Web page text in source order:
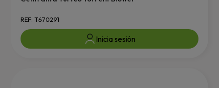
REF: T670291
Inicia sesión